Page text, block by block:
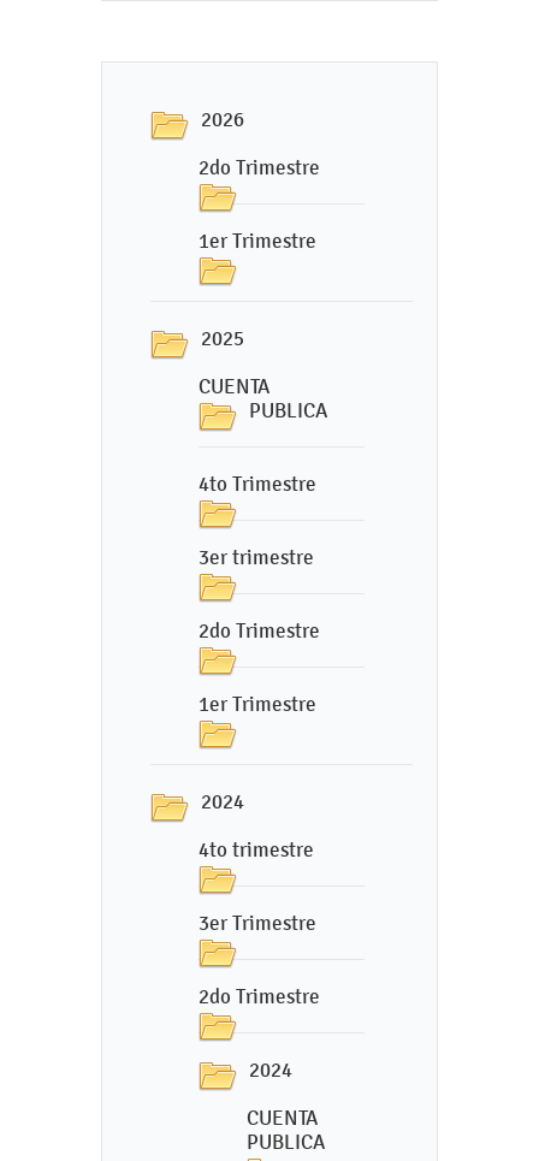
2026
2do Trimestre
1er Trimestre
2025
CUENTA
PUBLICA
4to Trimestre
3er trimestre
2do Trimestre
1er Trimestre
2024
4to trimestre
3er Trimestre
2do Trimestre
2024
CUENTA
PUBLICA